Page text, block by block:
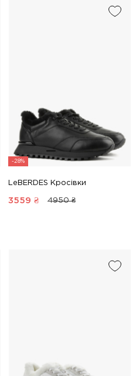
-28%
LeBERDES Кросівки
3559 ₴ 4950 ₴